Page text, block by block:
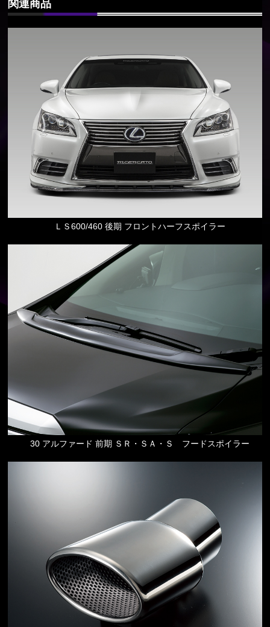
関連商品
ＬＳ600/460 後期 フロントハーフスポイラー
30 アルファード 前期 ＳＲ・ＳＡ・Ｓ フードスポイラー